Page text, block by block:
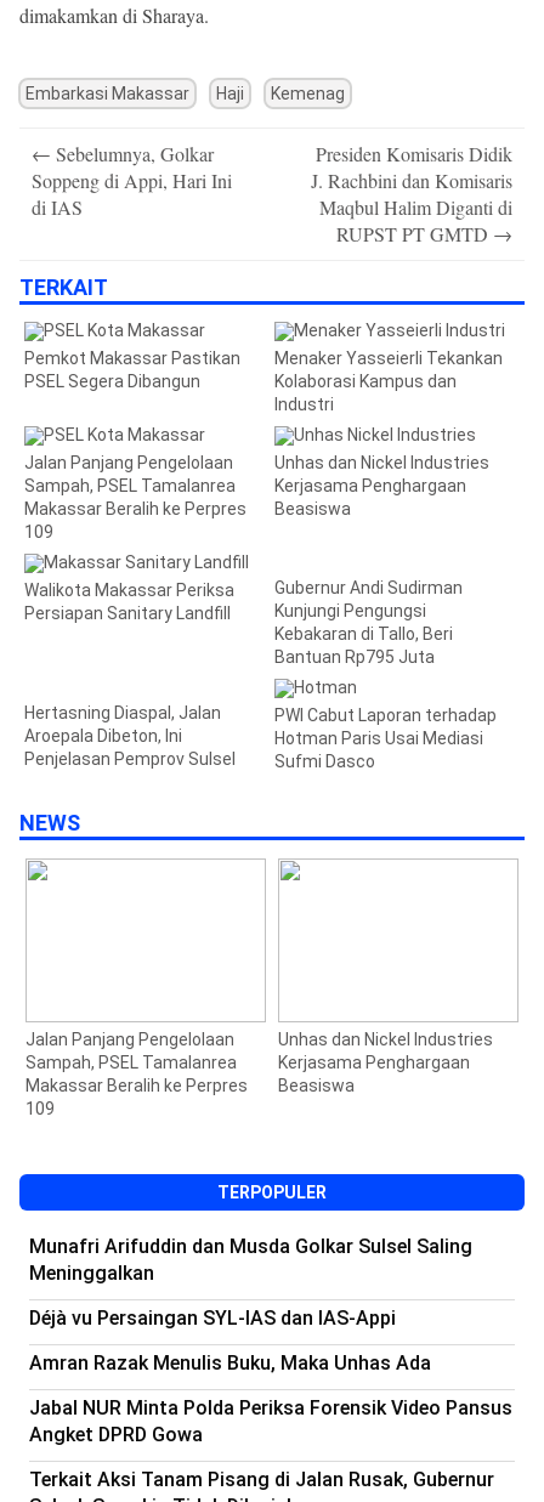
dimakamkan di Sharaya.
Embarkasi Makassar Haji Kemenag
navigation
← Sebelumnya, Golkar
Soppeng di Appi, Hari Ini
di IAS
Presiden Komisaris Didik
J. Rachbini dan Komisaris
Maqbul Halim Diganti di
RUPST PT GMTD →
TERKAIT
Pemkot Makassar Pastikan
PSEL Segera Dibangun
Menaker Yasseierli Tekankan
Kolaborasi Kampus dan
Industri
Jalan Panjang Pengelolaan
Sampah, PSEL Tamalanrea
Makassar Beralih ke Perpres
109
Unhas dan Nickel Industries
Kerjasama Penghargaan
Beasiswa
Walikota Makassar Periksa
Persiapan Sanitary Landfill
Gubernur Andi Sudirman
Kunjungi Pengungsi
Kebakaran di Tallo, Beri
Bantuan Rp795 Juta
Hertasning Diaspal, Jalan
Aroepala Dibeton, Ini
Penjelasan Pemprov Sulsel
PWI Cabut Laporan terhadap
Hotman Paris Usai Mediasi
Sufmi Dasco
NEWS
Jalan Panjang Pengelolaan
Sampah, PSEL Tamalanrea
Makassar Beralih ke Perpres
109
Unhas dan Nickel Industries
Kerjasama Penghargaan
Beasiswa
TERPOPULER
Munafri Arifuddin dan Musda Golkar Sulsel Saling
Meninggalkan
Déjà vu Persaingan SYL-IAS dan IAS-Appi
Amran Razak Menulis Buku, Maka Unhas Ada
Jabal NUR Minta Polda Periksa Forensik Video Pansus
Angket DPRD Gowa
Terkait Aksi Tanam Pisang di Jalan Rusak, Gubernur